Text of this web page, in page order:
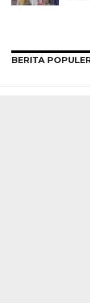
BERITA